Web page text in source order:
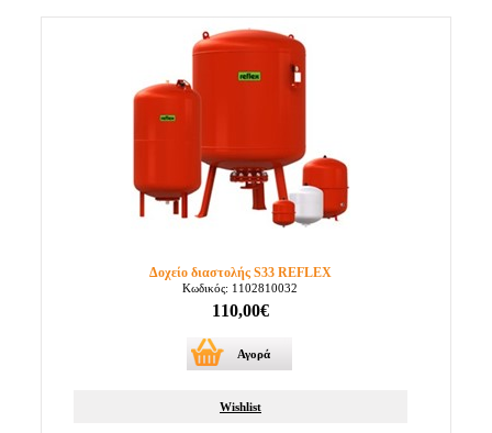
Δοχείο διαστολής S33 REFLEX
Κωδικός: 1102810032
110,00€
Αγορά
Wishlist